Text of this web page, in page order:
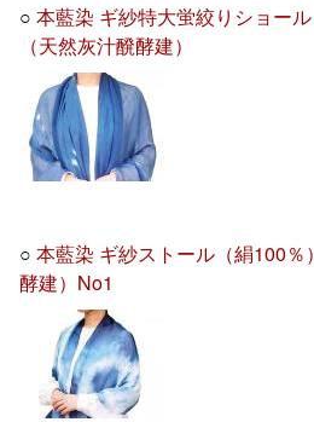
○本藍染 ギ紗特大蛍絞りショール
（天然灰汁醗酵建）
○本藍染 ギ紗ストール（絹100％
酵建）No1